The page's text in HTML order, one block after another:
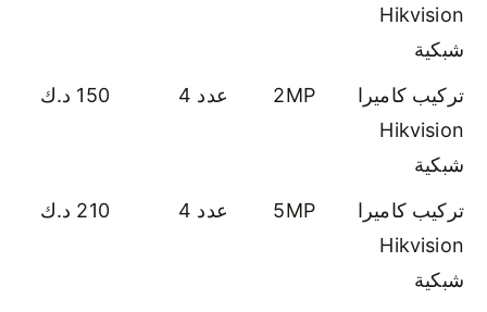
Hikvision
شبكية
تركيب كاميرا
Hikvision
شبكية
2MP عدد 4 150 د.ك
تركيب كاميرا
Hikvision
شبكية
5MP عدد 4 210 د.ك